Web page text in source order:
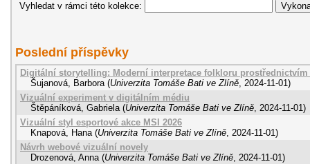
Vyhledat v rámci této kolekce:
Poslední příspěvky
Digitální storytelling: Moderní interpretace folkloru
Šujanová, Barbora (Univerzita Tomáše Bati ve Zlíně, 2024-11-01)
Vizuální experiment v digitálním médiu
Štěpáníková, Gabriela (Univerzita Tomáše Bati ve Zlíně, 2024-11-01)
Vizuální styl esportové akce MSI 2026
Knapová, Hana (Univerzita Tomáše Bati ve Zlíně, 2024-11-01)
Návrh webové vizuální novely
Drozenová, Anna (Univerzita Tomáše Bati ve Zlíně, 2024-11-01)